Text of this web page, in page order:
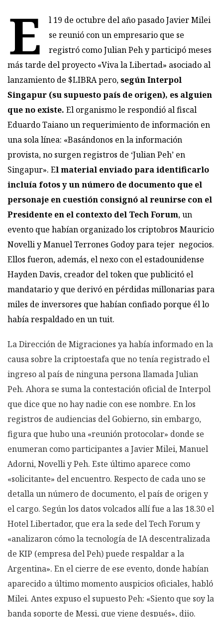
E
l 19 de octubre del año pasado Javier Milei
se reunió con un empresario que se
registró como Julian Peh y participó meses
más tarde del proyecto «Viva la Libertad» asociado al
lanzamiento de $LIBRA pero,según Interpol
Singapur (su supuesto país de origen), es alguien
que no existe. El organismo le respondió al fiscal
Eduardo Taiano un requerimiento de información en
una sola línea: «Basándonos en la información
provista, no surgen registros de ‘Julian Peh’ en
Singapur». El material enviado para identificarlo
incluía fotos y un número de documento que el
personaje en cuestión consignó al reunirse con el
Presidente en el contexto del Tech Forum, un
evento que habían organizado los criptobros Mauricio
Novelli y Manuel Terrones Godoy para tejer negocios.
Ellos fueron, además, el nexo con el estadounidense
Hayden Davis, creador del token que publicitó el
mandatario y que derivó en pérdidas millonarias para
miles de inversores que habían confiado porque él lo
había respaldado en un tuit.
La Dirección de Migraciones ya había informado en la
causa sobre la criptoestafa que no tenía registrado el
ingreso al país de ninguna persona llamada Julian
Peh. Ahora se suma la contestación oficial de Interpol
que dice que no hay nadie con ese nombre. En los
registros de audiencias del Gobierno, sin embargo,
figura que hubo una «reunión protocolar» donde se
enumeran como participantes a Javier Milei, Manuel
Adorni, Novelli y Peh. Este último aparece como
«solicitante» del encuentro. Respecto de cada uno se
detalla un número de documento, el país de origen y
el cargo. Según los datos volcados allí fue a las 18.30 el
Hotel Libertador, que era la sede del Tech Forum y
«analizaron cómo la tecnología de IA descentralizada
de KIP (empresa del Peh) puede respaldar a la
Argentina». En el cierre de ese evento, donde habían
aparecido a último momento auspicios oficiales, habló
Milei. Antes expuso el supuesto Peh: «Siento que soy la
banda soporte de Messi, que viene después», dijo.